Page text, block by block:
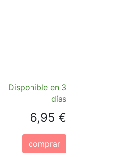
Disponible en 3
días
6,95 €
comprar